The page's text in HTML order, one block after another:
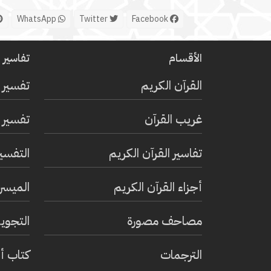
Facebook
Twitter
الأقسام
القرآن الكريم
غريب القرآن
تفاسير القرآن الكريم
أجزاء القرآن الكريم
مصاحف مصورة
الترجمات
تفسير
كتاب